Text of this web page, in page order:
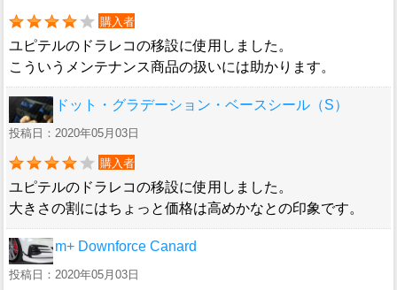
購入者
ユピテルのドラレコの移設に使用しました。
こういうメンテナンス商品の扱いには助かります。
ドット・グラデーション・ベースシール（S）
投稿日：2020年05月03日
購入者
ユピテルのドラレコの移設に使用しました。
大きさの割にはちょっと価格は高めかなとの印象です。
m+ Downforce Canard
投稿日：2020年05月03日